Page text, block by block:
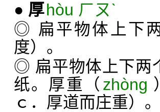
● 厚hòu ㄏㄡˋ
◎ 扁平物体上下
度）。
◎ 扁平物体上下两
纸。厚重（ zhòng
ｃ．厚道而庄重）。